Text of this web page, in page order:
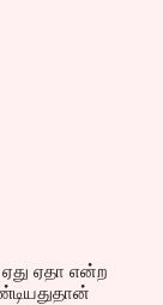
ஏதா என்ற